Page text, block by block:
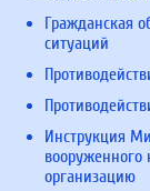
Гражданская
ситуаций
Инструкция
вооруженного
организацию